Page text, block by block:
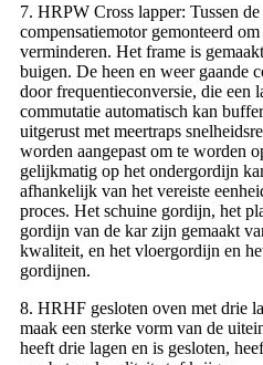
7. HRPW Cross lapper: Tussen
compensatiemotor gemonteerd
verminderen. Het frame is
buigen. De heen en weer gaande
door frequentieconversie, die een
commutatie automatisch kan
uitgerust met meertraps
worden aangepast om te worden
gelijkmatig op het ondergordijn
afhankelijk van het vereiste
proces. Het schuine gordijn, het
gordijn van de kar zijn gemaakt
kwaliteit, en het vloergordijn en
gordijnen.
8. HRHF gesloten oven met drie
maak een sterke vorm van de
heeft drie lagen en is gesloten,